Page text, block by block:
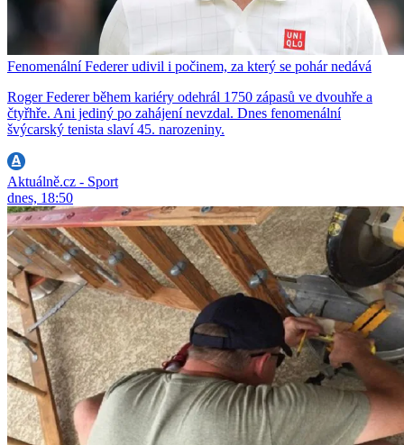
Fenomenální Federer udivil i počinem, za který se pohár nedává
Roger Federer během kariéry odehrál 1750 zápasů ve dvouhře a
čtyřhře. Ani jediný po zahájení nevzdal. Dnes fenomenální
švýcarský tenista slaví 45. narozeniny.
Aktuálně.cz - Sport
dnes, 18:50